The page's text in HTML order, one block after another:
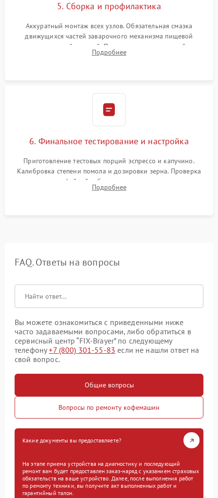
5. Сборка и профилактика
Аккуратный монтаж всех узлов. Обязательная смазка
движущихся частей заварочного механизма пищевой
силиконовой смазкой. Проведение программной
декальцинации и очистки системы от кофейных масел.
Подробнее
6. Финальное тестирование и настройка
Приготовление тестовых порций эспрессо и капучино.
Калибровка степени помола и дозировки зерна. Проверка
плотности кофейной таблетки, температуры напитка и
качества молочной пены. Контроль отсутствия посторонних
Подробнее
FAQ. Ответы на вопросы
Вы можете ознакомиться с приведенными ниже
часто задаваемыми вопросами, либо обратиться в
сервисный центр “FIX-Brayer” по следующему
телефону+7 (800) 301-55-83 если не нашли ответ на
свой вопрос.
Общие вопросы
Вопросы по ремонту кофемашин
Какие документы вы предоставляете?
На этапе приема устройства на диагностику и последующий
ремонт вам будет предоставлен заказ-наряд с указанием страховых
обязательств на ваше устройство. Далее, после выполнения работ
по ремонту техники, вы получите акт выполненных работ и
гарантийный талон.